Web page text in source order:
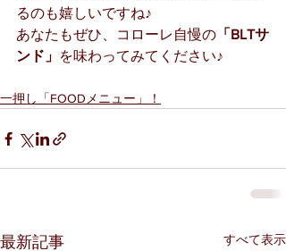
るのも嬉しいですね♪
あなたもぜひ、コローレ自慢の 「BLTサ
ンド」 を味わってみてください♪
一押し「FOODメニュー」！
最新記事 すべて表示